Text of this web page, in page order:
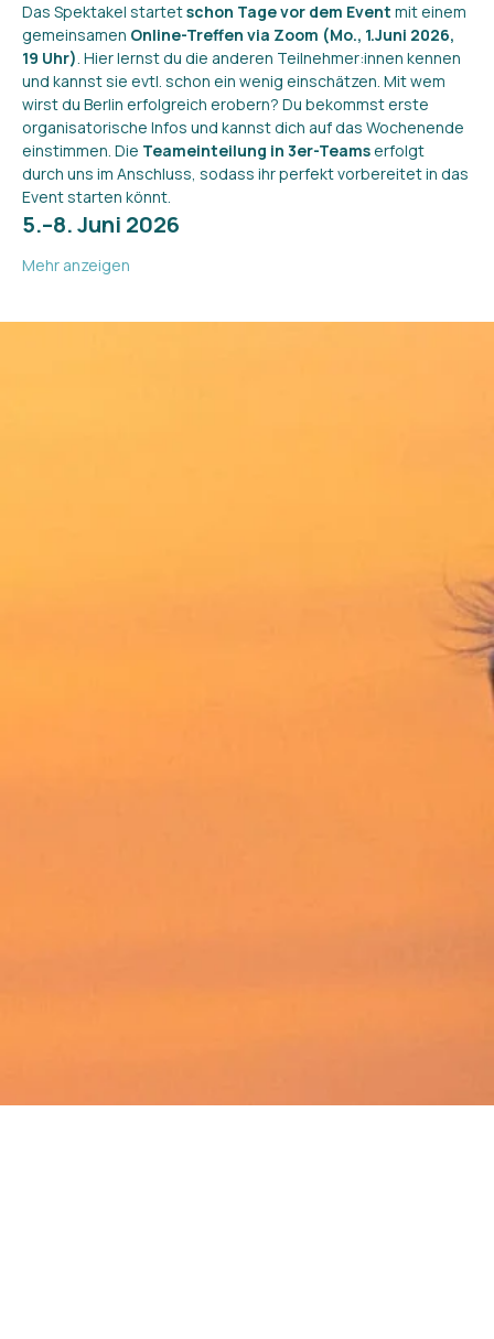
Das Spektakel startet schon Tage vor dem Event mit einem
gemeinsamen Online-Treffen via Zoom (Mo., 1.Juni 2026,
19 Uhr). Hier lernst du die anderen Teilnehmer:innen kennen
und kannst sie evtl. schon ein wenig einschätzen. Mit wem
wirst du Berlin erfolgreich erobern? Du bekommst erste
organisatorische Infos und kannst dich auf das Wochenende
einstimmen. Die Teameinteilung in 3er-Teams erfolgt
durch uns im Anschluss, sodass ihr perfekt vorbereitet in das
Event starten könnt.
5.–8. Juni 2026
Mehr anzeigen